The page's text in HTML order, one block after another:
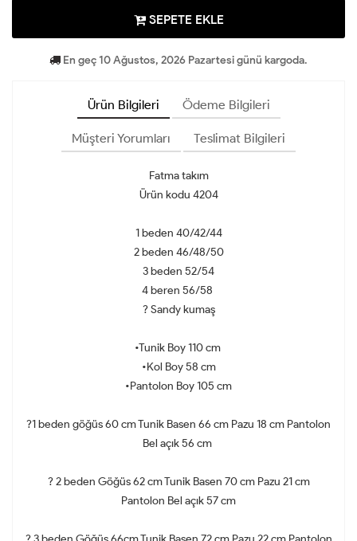
SEPETE EKLE
En geç 10 Ağustos, 2026 Pazartesi günü kargoda.
Ürün Bilgileri Ödeme Bilgileri
Müşteri Yorumları Teslimat Bilgileri
Fatma takım
Ürün kodu 4204
1 beden 40/42/44
2 beden 46/48/50
3 beden 52/54
4 beren 56/58
? Sandy kumaş
•Tunik Boy 110 cm
•Kol Boy 58 cm
•Pantolon Boy 105 cm
?1 beden göğüs 60 cm Tunik Basen 66 cm Pazu 18 cm Pantolon
Bel açık 56 cm
? 2 beden Göğüs 62 cm Tunik Basen 70 cm Pazu 21 cm
Pantolon Bel açık 57 cm